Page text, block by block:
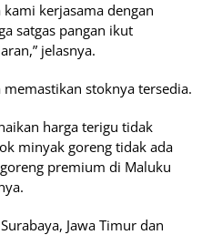
kerjasama dengan
satgas pangan ikut
jelasnya.
stoknya tersedia.
harga terigu tidak
minyak goreng tidak ada
premium di Maluku
Jawa Timur dan